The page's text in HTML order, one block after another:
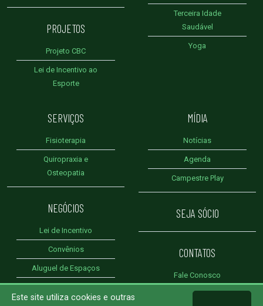
PROJETOS
Projeto CBC
Lei de Incentivo ao
Esporte
Terceira Idade
Saudável
Yoga
SERVIÇOS
Fisioterapia
Quiropraxia e
Osteopatia
NEGÓCIOS
Lei de Incentivo
Convênios
Aluguel de Espaços
Patrocínios
MÍDIA
Notícias
Agenda
Campestre Play
SEJA SÓCIO
CONTATOS
Fale Conosco
Achados e Perdidos
Este site utiliza cookies e outras